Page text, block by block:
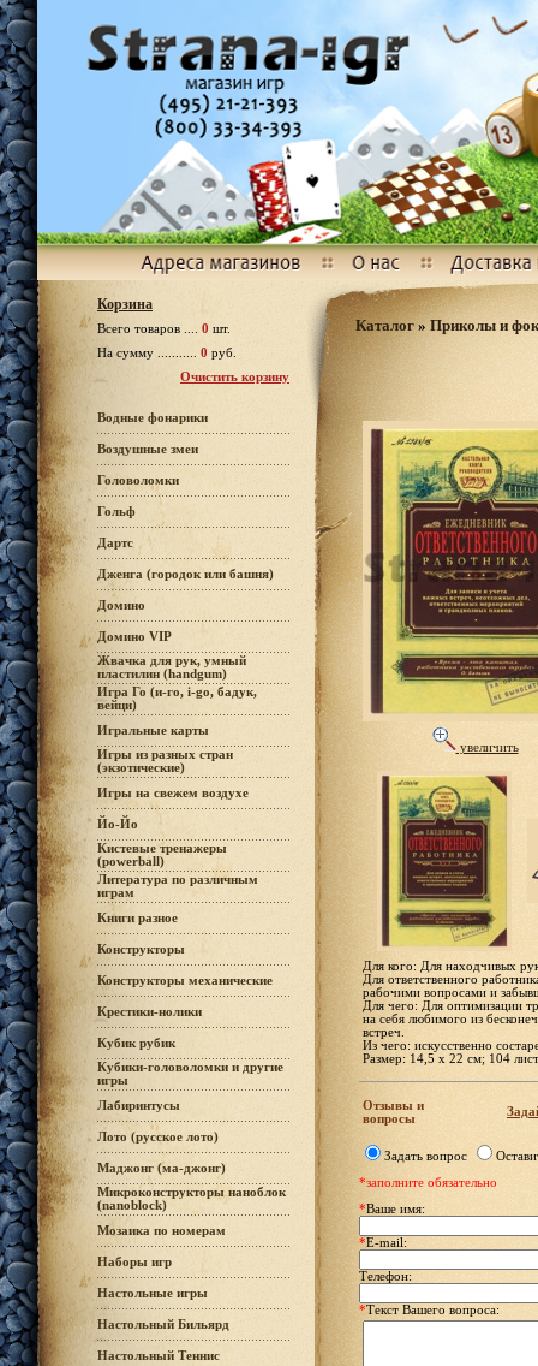
Корзина
Всего товаров .... 0 шт.
На сумму ........... 0 руб.
Очистить корзину
Водные фонарики
Воздушные змеи
Головоломки
Гольф
Дартс
Дженга (городок или башня)
Домино
Домино VIP
Жвачка для рук, умный
пластилин (handgum)
Игра Го (и-го, i-go, бадук,
вейци)
Игральные карты
Игры из разных стран
(экзотические)
Игры на свежем воздухе
Йо-Йо
Кистевые тренажеры
(powerball)
Литература по различным
играм
Книги разное
Конструкторы
Конструкторы механические
Крестики-нолики
Кубик рубик
Кубики-головоломки и другие
игры
Лабиринтусы
Лото (русское лото)
Маджонг (ма-джонг)
Микроконструкторы наноблок
(nanoblock)
Мозаика по номерам
Наборы игр
Настольные игры
Настольный Бильярд
Настольный Теннис
Каталог»Приколы и
увеличить
Для кого: Для находчивых
Для ответственного
рабочими вопросами и
Для чего: Для оптимизации
на себя любимого из
встреч.
Из чего: искусственно
Размер: 14,5 х 22 см; 104
Отзывы и
вопросы
Задать вопрос
*заполните обязательно
*Ваше имя:
*E-mail:
Телефон:
*Текст Вашего вопроса: